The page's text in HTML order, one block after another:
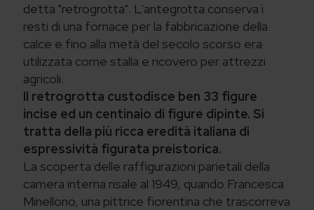
detta "retrogrotta". L'antegrotta conserva i
resti di una fornace per la fabbricazione della
calce e fino alla metà del secolo scorso era
utilizzata come stalla e ricovero per attrezzi
agricoli.
Il retrogrotta custodisce ben 33 figure
incise ed un centinaio di figure dipinte. Si
tratta della più ricca eredità italiana di
espressività figurata preistorica.
La scoperta delle raffigurazioni parietali della
camera interna risale al 1949, quando Francesca
Minellono, una pittrice fiorentina che trascorreva